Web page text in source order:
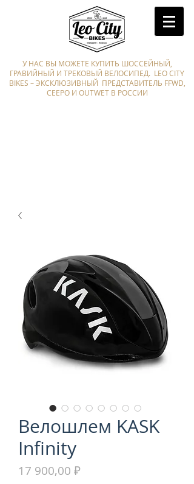
У НАС ВЫ МОЖЕТЕ КУПИТЬ ШОССЕЙНЫЙ,
ГРАВИЙНЫЙ И ТРЕКОВЫЙ ВЕЛОСИПЕД. LEO CITY
BIKES – ЭКСКЛЮЗИВНЫЙ ПРЕДСТАВИТЕЛЬ FFWD,
CEEPO И OUTWET В РОССИИ
Велошлем KASK
Infinity
17 900,00 ₽Цена